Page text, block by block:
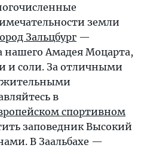
земли
Зальцбург —
нашего Амадея Моцарта,
и соли. За отличными
в
спортивном
заповедник Высокий
В Заальбахе —